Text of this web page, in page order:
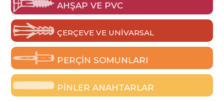
AHŞAP VE PVC
ÇERÇEVE VE UNIVARSAL
PERÇIN SOMUNLARI
PINLER ANAHTARLAR